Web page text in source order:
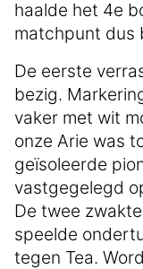
haalde het 4e
matchpunt dus
De eerste
bezig.
vaker met wit
onze Arie was
geïsoleerde
vastgegelegd
De twee
speelde
tegen Tea.